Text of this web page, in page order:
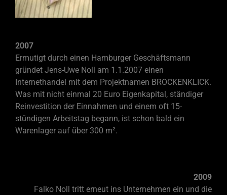
2007
Ermutigt durch einen Hamburger Geschäftsmann
gründet Jens-Uwe Noll am 1.1.2007 einen
Internethandel mit dem Projektnamen BROCKENKLICK.
Was mit nicht einmal 20 Euro Eigenkapital, ständiger
Reinvestition der Einnahmen und einem oft 15-
stündigen Arbeitstag begann, ist schon bald ein
Warenlager auf über 300 m².
2009
Falko Noll tritt erneut ins Unternehmen ein und die